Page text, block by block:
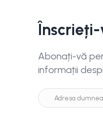
Abonați-vă
informații